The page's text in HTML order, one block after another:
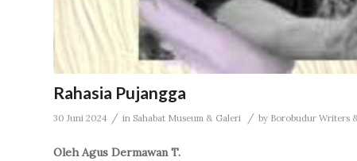
Rahasia Pujangga
30 Juni 2024 / in Sahabat Museum & Galeri / by Borobudur Writers
Oleh Agus Dermawan T.